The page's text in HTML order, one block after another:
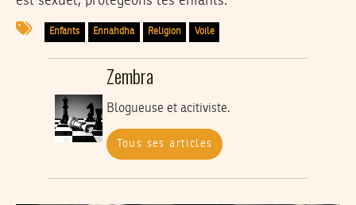
Enfants Ennahdha Religion Voile
Zembra
Blogueuse et acitiviste.
Tous ses articles